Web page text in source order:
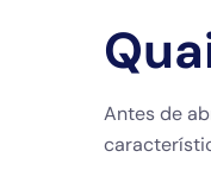
Antes de